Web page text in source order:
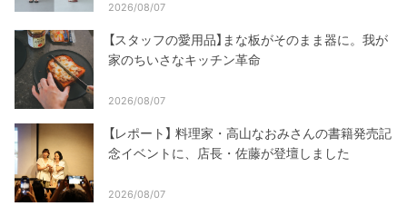
2026/08/07
【スタッフの愛用品】まな板がそのまま器に。我が
家のちいさなキッチン革命
2026/08/07
【レポート】 料理家・高山なおみさんの書籍発売記
念イベントに、店長・佐藤が登壇しました
2026/08/07